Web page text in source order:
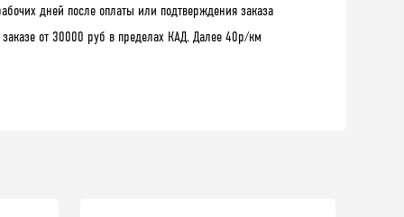
дней после оплаты или подтверждения заказа
заказе от 30000 руб в пределах КАД. Далее 40р/км